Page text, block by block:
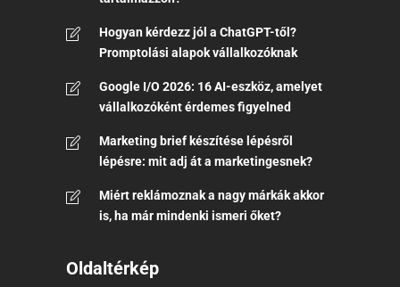
Hogyan kérdezz jól a ChatGPT-től?
Promptolási alapok vállalkozóknak
Google I/O 2026: 16 AI-eszköz, amelyet
vállalkozóként érdemes figyelned
Marketing brief készítése lépésről
lépésre: mit adj át a marketingesnek?
Miért reklámoznak a nagy márkák akkor
is, ha már mindenki ismeri őket?
Oldaltérkép